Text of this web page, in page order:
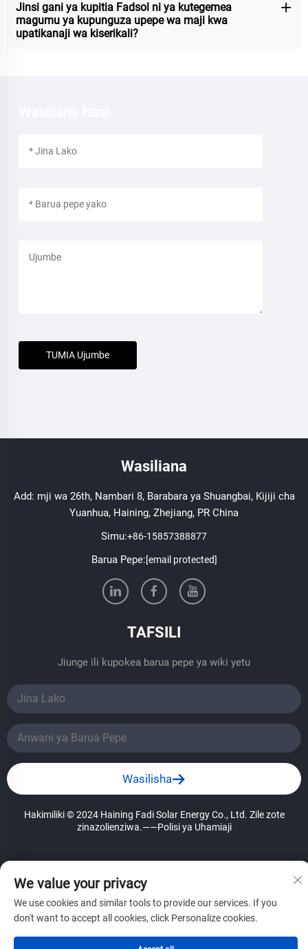
Jinsi gani ya kupitia Fadsol ni ya kutegemea
magumu ya kupunguza upepe wa maji kwa
upatikanaji wa kiserikali?
TUMIA Ujumbe
Wasiliana
Add: mji wa 26th, Nambari 8, Barabara ya Shuangbai, Kijiji cha
Yuanhua, Haining, Zhejiang, PR China
Simu:+86-15857388877
Barua Pepe:[email protected]
TAFSILI
Jiunge ili kupokea barua pepe ya wiki yetu
Wasilisha
Hakimiliki © 2024 Haining Fadi Solar Energy Co., Ltd. Zile zote
zinazolienziwa.——Polisi ya Uhamiaji
We value your privacy
We use cookies and similar tools to provide our services. If you
don't want to accept all cookies, click Personalize cookies.